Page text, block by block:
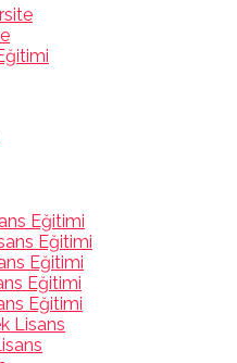
Eğitimi
Eğitimi
Eğitimi
Eğitimi
Eğitimi
Lisans